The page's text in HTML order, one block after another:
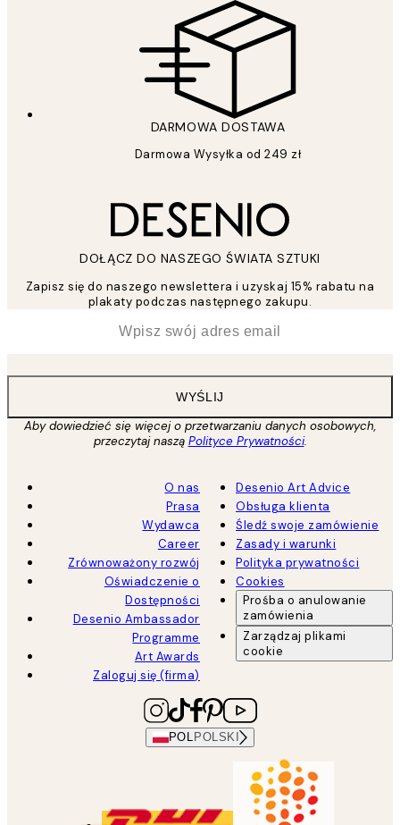
DARMOWA DOSTAWA
Darmowa Wysyłka od 249 zł
DOŁĄCZ DO NASZEGO ŚWIATA SZTUKI
Zapisz się do naszego newslettera i uzyskaj 15% rabatu na
plakaty podczas następnego zakupu.
WYŚLIJ
Aby dowiedzieć się więcej o przetwarzaniu danych osobowych,
przeczytaj naszą Polityce Prywatności.
O nas
Prasa
Wydawca
Career
Zrównoważony rozwój
Oświadczenie o
Dostępności
Desenio Ambassador
Programme
Art Awards
Zaloguj się (firma)
Desenio Art Advice
Obsługa klienta
Śledź swoje zamówienie
Zasady i warunki
Polityka prywatności
Cookies
Prośba o anulowanie
zamówienia
Zarządzaj plikami
cookie
POL POLSKI